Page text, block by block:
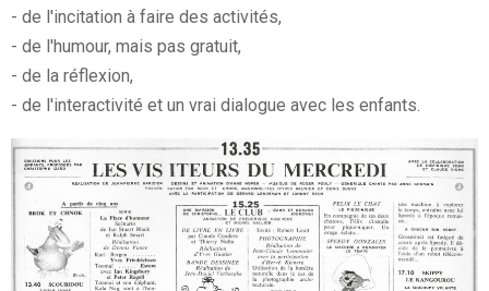
- de l'incitation à faire des activités,
- de l'humour, mais pas gratuit,
- de la réflexion,
- de l'interactivité et un vrai dialogue avec les enfants.